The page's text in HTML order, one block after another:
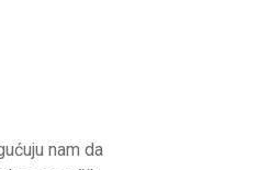
nam da